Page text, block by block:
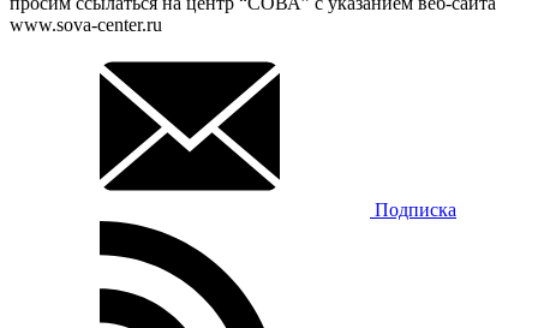
www.sova-center.ru
Подписка